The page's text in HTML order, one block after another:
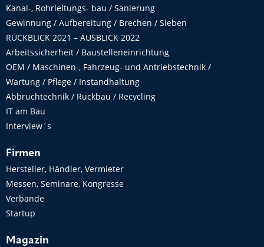
Kanal-, Rohrleitungs- bau / Sanierung
Gewinnung / Aufbereitung / Brechen / Sieben
RÜCKBLICK 2021 – AUSBLICK 2022
Arbeitssicherheit / Baustelleneinrichtung
OEM / Maschinen-, Fahrzeug- und Antriebstechnik /
Wartung / Pflege / Instandhaltung
Abbruchtechnik / Rückbau / Recycling
IT am Bau
Interview´s
Firmen
Hersteller, Händler, Vermieter
Messen, Seminare, Kongresse
Verbände
Startup
Magazin